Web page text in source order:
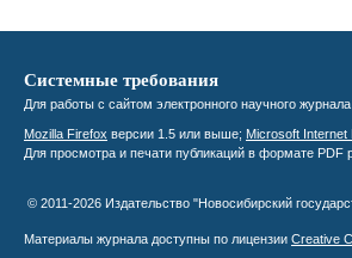
Системные требования
Для работы с сайтом электронного научного
Mozilla Firefox версии 1.5 или выше; Microsoft Internet
Для просмотра и печати публикаций в формате PDF
© 2011-2026 Издательство "Новосибирский
Материалы журнала доступны по лицензии Creative